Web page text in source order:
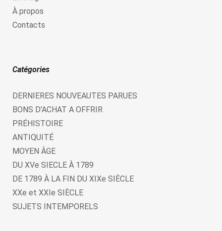
À propos
Contacts
Catégories
DERNIERES NOUVEAUTES PARUES
BONS D'ACHAT A OFFRIR
PRÉHISTOIRE
ANTIQUITÉ
MOYEN ÂGE
DU XVe SIECLE À 1789
DE 1789 À LA FIN DU XIXe SIÈCLE
XXe et XXIe SIÈCLE
SUJETS INTEMPORELS